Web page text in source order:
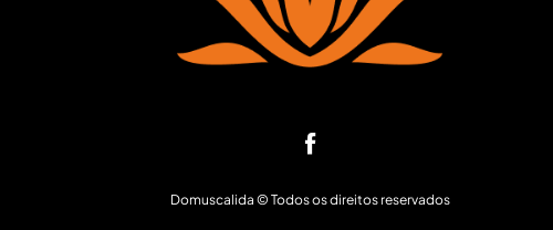
Domuscalida © Todos os direitos reservados